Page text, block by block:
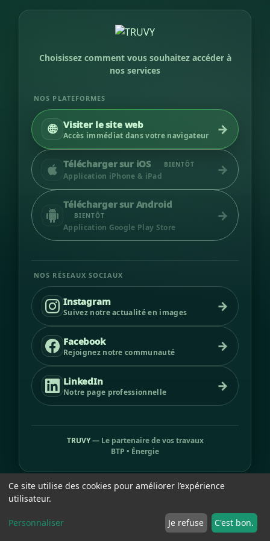
Se rendre au contenu
Choisissez comment vous souhaitez accéder à
nos services
NOS PLATEFORMES
🌐 Visiter le site web
Accès immédiat dans votre navigateur →
Télécharger sur iOS BIENTÔT
Application iPhone & iPad →
Télécharger sur Android
BIENTÔT
Application Google Play Store
→
NOS RÉSEAUX SOCIAUX
Instagram
Suivez notre actualité en images →
Facebook
Rejoignez notre communauté →
LinkedIn
Notre page professionnelle →
TRUVY— Le partenaire de vos travaux
BTP • Énergie
Ce site utilise des cookies pour améliorer l’expérience
utilisateur.
Personnaliser Je refuse C'est bon.